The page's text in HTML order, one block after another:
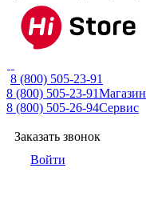
8 (800) 505-23-91
8 (800) 505-23-91Магазин
8 (800) 505-26-94Сервис
Заказать звонок
Войти